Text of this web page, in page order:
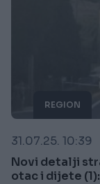
REGION
31.07.25. 10:39
Novi detalji
otac i dijete